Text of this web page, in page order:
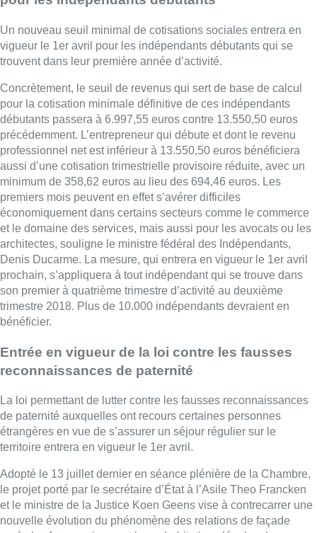
Un nouveau seuil minimal de cotisations sociales entrera en
vigueur le 1er avril pour les indépendants débutants qui se
trouvent dans leur première année d’activité.
Concrètement, le seuil de revenus qui sert de base de calcul
pour la cotisation minimale définitive de ces indépendants
débutants passera à 6.997,55 euros contre 13.550,50 euros
précédemment. L’entrepreneur qui débute et dont le revenu
professionnel net est inférieur à 13.550,50 euros bénéficiera
aussi d’une cotisation trimestrielle provisoire réduite, avec un
minimum de 358,62 euros au lieu des 694,46 euros. Les
premiers mois peuvent en effet s’avérer difficiles
économiquement dans certains secteurs comme le commerce
et le domaine des services, mais aussi pour les avocats ou les
architectes, souligne le ministre fédéral des Indépendants,
Denis Ducarme. La mesure, qui entrera en vigueur le 1er avril
prochain, s’appliquera à tout indépendant qui se trouve dans
son premier à quatrième trimestre d’activité au deuxième
trimestre 2018. Plus de 10.000 indépendants devraient en
bénéficier.
Entrée en vigueur de la loi contre les fausses
reconnaissances de paternité
La loi permettant de lutter contre les fausses reconnaissances
de paternité auxquelles ont recours certaines personnes
étrangères en vue de s’assurer un séjour régulier sur le
territoire entrera en vigueur le 1er avril.
Adopté le 13 juillet dernier en séance plénière de la Chambre,
le projet porté par le secrétaire d’État à l’Asile Theo Francken
et le ministre de la Justice Koen Geens vise à contrecarrer une
nouvelle évolution du phénomène des relations de façade